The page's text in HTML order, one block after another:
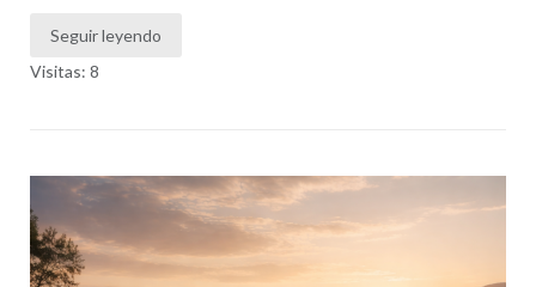
Seguir leyendo
Visitas: 8